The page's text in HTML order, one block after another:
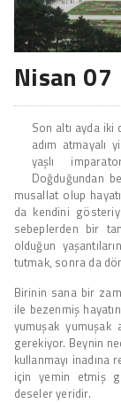
Nisan 07
Son altı ayda iki
adım atmayalı
yaşlı
Doğduğundan
musallat olup
da kendini
sebeplerden bir
olduğun
tutmak, sonra da
Birinin sana bir
ile bezenmiş
yumuşak yumuşak
gerekiyor. Beynin
kullanmayı inadına
için yemin etmiş
deseler yeridir.